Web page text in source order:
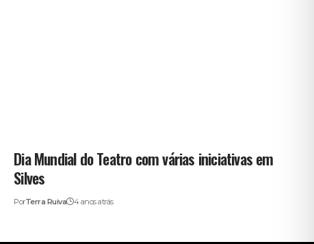
Dia Mundial do Teatro com várias iniciativas em
Silves
PorTerra Ruiva 4 anos atrás